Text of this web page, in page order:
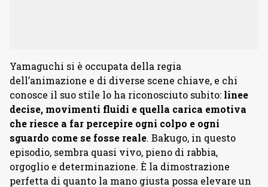
Yamaguchi si è occupata della regia
dell’animazione e di diverse scene chiave, e chi
conosce il suo stile lo ha riconosciuto subito: linee
decise, movimenti fluidi e quella carica emotiva
che riesce a far percepire ogni colpo e ogni
sguardo come se fosse reale. Bakugo, in questo
episodio, sembra quasi vivo, pieno di rabbia,
orgoglio e determinazione. È la dimostrazione
perfetta di quanto la mano giusta possa elevare un